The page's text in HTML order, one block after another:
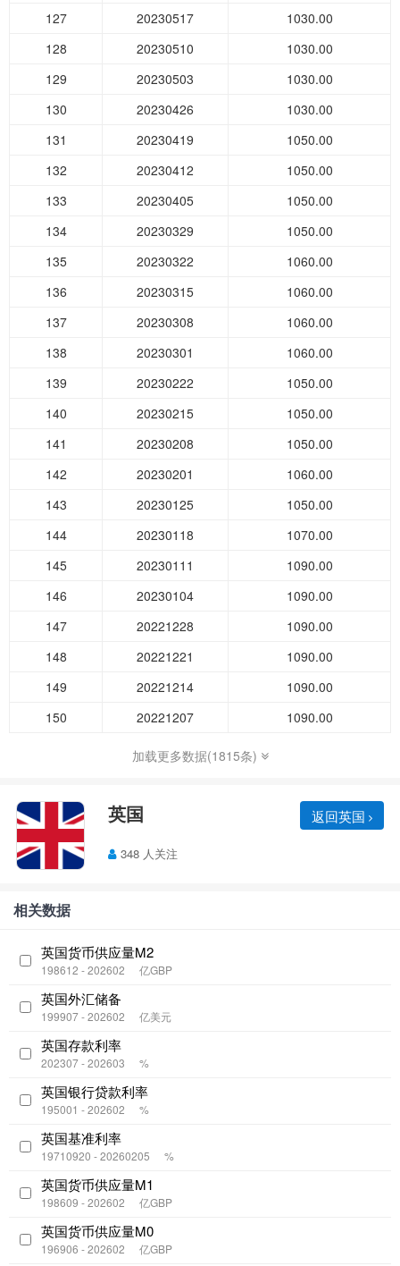
127 20230517
1030.00
128
20230510
1030.00
129
20230503
1030.00
130
20230426
1030.00
131
20230419
1050.00
132
20230412
1050.00
133
20230405
1050.00
134
20230329
1050.00
135
20230322
1060.00
136
20230315
1060.00
137
20230308
1060.00
138
20230301
1060.00
139
20230222
1050.00
140
20230215
1050.00
141
20230208
1050.00
142
20230201
1060.00
143
20230125
1050.00
144
20230118
1070.00
145
20230111
1090.00
146
20230104
1090.00
147
20221228
1090.00
148
20221221
1090.00
149
20221214
1090.00
150
20221207 1090.00
加载更多数据(1815条)
英国 返回英国
348 人关注
相关数据
英国货币供应量M2
198612 - 202602 亿GBP
英国外汇储备
199907 - 202602 亿美元
英国存款利率
202307 - 202603 %
英国银行贷款利率
195001 - 202602 %
英国基准利率
19710920 - 20260205 %
英国货币供应量M1
198609 - 202602 亿GBP
英国货币供应量M0
196906 - 202602 亿GBP